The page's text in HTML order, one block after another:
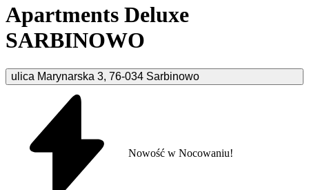
Apartments Deluxe
SARBINOWO
ulica Marynarska 3, 76-034 Sarbinowo
Nowość w Nocowaniu!